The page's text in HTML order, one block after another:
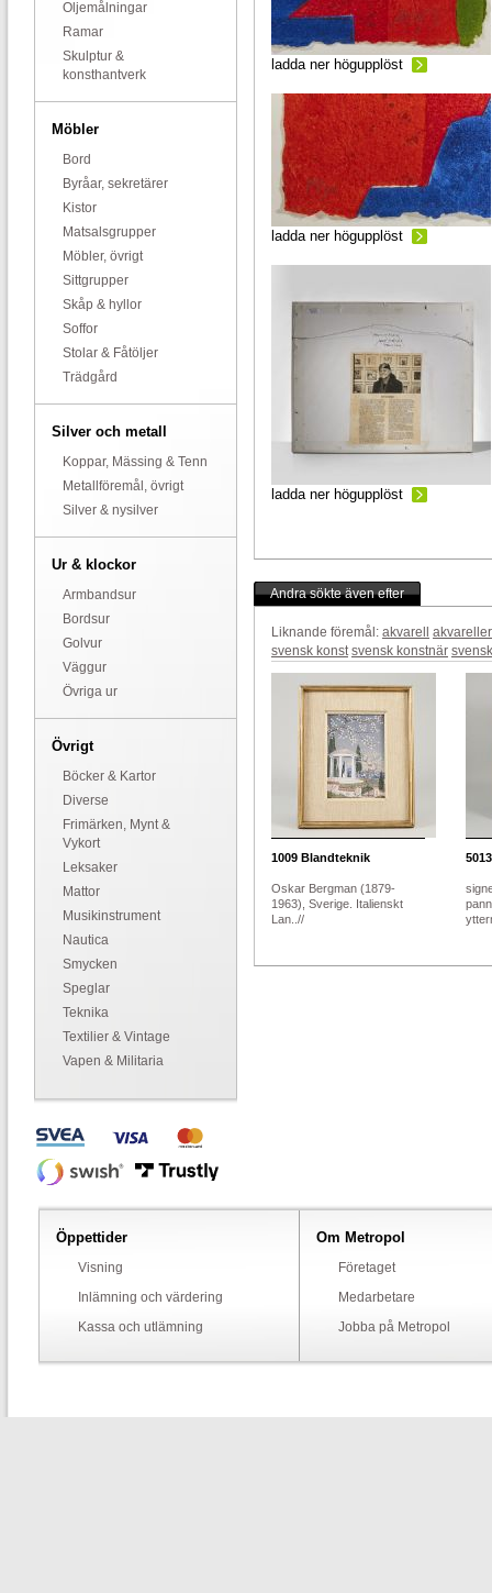
Oljemålningar
Ramar
Skulptur &
konsthantverk
Möbler
Bord
Byråar, sekretärer
Kistor
Matsalsgrupper
Möbler, övrigt
Sittgrupper
Skåp & hyllor
Soffor
Stolar & Fåtöljer
Trädgård
Silver och metall
Koppar, Mässing & Tenn
Metallföremål, övrigt
Silver & nysilver
Ur & klockor
Armbandsur
Bordsur
Golvur
Väggur
Övriga ur
Övrigt
Böcker & Kartor
Diverse
Frimärken, Mynt &
Vykort
Leksaker
Mattor
Musikinstrument
Nautica
Smycken
Speglar
Teknika
Textilier & Vintage
Vapen & Militaria
ladda ner högupplöst
ladda ner högupplöst
ladda ner högupplöst
Andra sökte även efter
Liknande föremål: akvarell
akvareller
svensk konst svensk konstnär
1009 Blandteknik
Oskar Bergman (1879-
1963), Sverige. Italienskt
Lan..//
5013
Öppettider
Visning
Inlämning och värdering
Kassa och utlämning
Om Metropol
Företaget
Medarbetare
Jobba på Metropol